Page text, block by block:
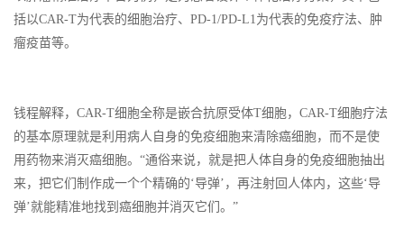
括以CAR-T为代表的细胞治疗、PD-1/PD-L1为代表的免疫疗法、肿
瘤疫苗等。
钱程解释，CAR-T细胞全称是嵌合抗原受体T细胞，CAR-T细胞疗法
的基本原理就是利用病人自身的免疫细胞来清除癌细胞，而不是使
用药物来消灭癌细胞。“通俗来说，就是把人体自身的免疫细胞抽出
来，把它们制作成一个个精确的‘导弹’，再注射回人体内，这些‘导
弹’就能精准地找到癌细胞并消灭它们。”